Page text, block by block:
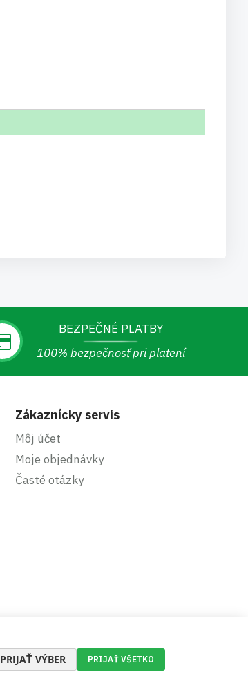
BEZPEČNÉ PLATBY
100% bezpečnosť pri platení
Zákaznícky servis
Môj účet
Moje objednávky
Časté otázky
PRIJAŤ VÝBER PRIJAŤ VŠETKO